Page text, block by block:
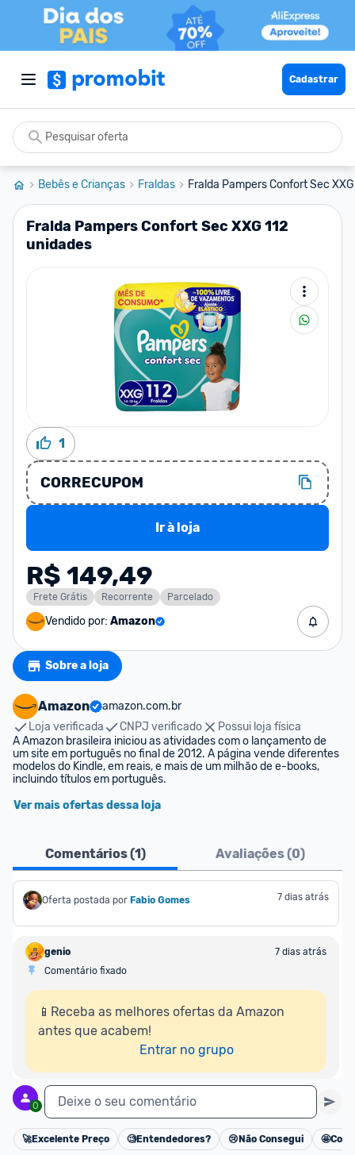
Cadastrar
Bebês e Crianças Fraldas Fralda Pampers Confort Sec
Fralda Pampers Confort Sec XXG 112
unidades
1
CORRECUPOM
Ir à loja
R$ 149,49
Frete Grátis Recorrente Parcelado
Vendido por: Amazon
Sobre a loja
Amazon
amazon.com.br
Loja verificada
CNPJ verificado
Possui loja física
A Amazon brasileira iniciou as atividades com o lançamento de
um site em português no final de 2012. A página vende diferentes
modelos do Kindle, em reais, e mais de um milhão de e-books,
incluindo títulos em português.
Ver mais ofertas dessa loja
Comentários (1) Avaliações (0)
Oferta postada por Fabio Gomes 7 dias atrás
genio
7 dias atrás
Comentário fixado
📱Receba as melhores ofertas da Amazon
antes que acabem!
Entrar no grupo
0 Deixe o seu comentário
Cancelar
🚀Excelente Preço 🧐Entendedores? 😢 Não Consegui 🤩